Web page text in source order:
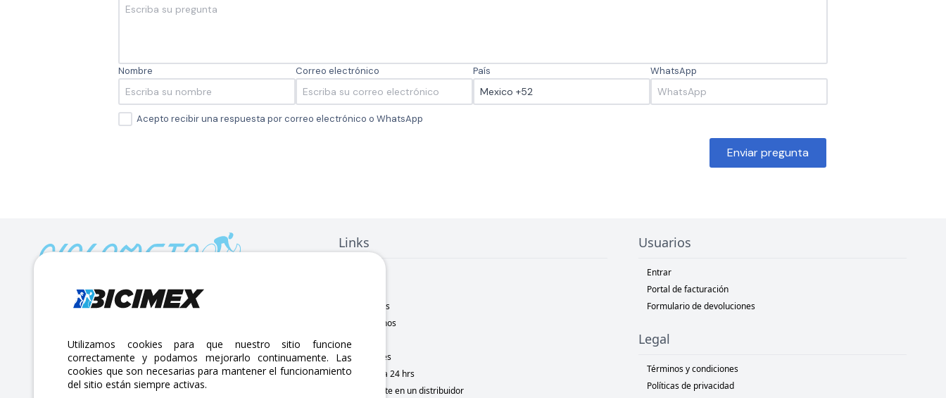
Nombre Correo electrónico País WhatsApp
Acepto recibir una respuesta por correo electrónico o WhatsApp
Enviar pregunta
Calle Lago Müritz No. 30 Col. Mariano Escobedo,
atencionclientes@bicimex.com
+ 55 9126 9007
Links
Sucursales
Contáctanos
Marcas
Novedades
Motometa 24 hrs
Conviértete en un distribuidor
Usuarios
Entrar
Portal de facturación
Formulario de devoluciones
Legal
Términos y condiciones
Políticas de privacidad
Utilizamos cookies para que nuestro sitio funcione
correctamente y podamos mejorarlo continuamente. Las
cookies que son necesarias para mantener el funcionamiento
del sitio están siempre activas.